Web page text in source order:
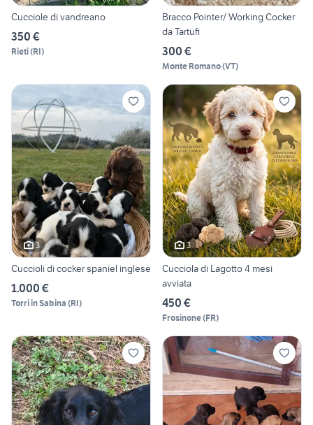
Cucciole di vandreano
350 €
Rieti(RI)
Bracco Pointer/ Working Cocker
da Tartufi
300 €
Monte Romano(VT)
3
Cuccioli di cocker spaniel inglese
1.000 €
Torri in Sabina (RI)
3
Cucciola di Lagotto 4 mesi
avviata
450 €
Frosinone(FR)